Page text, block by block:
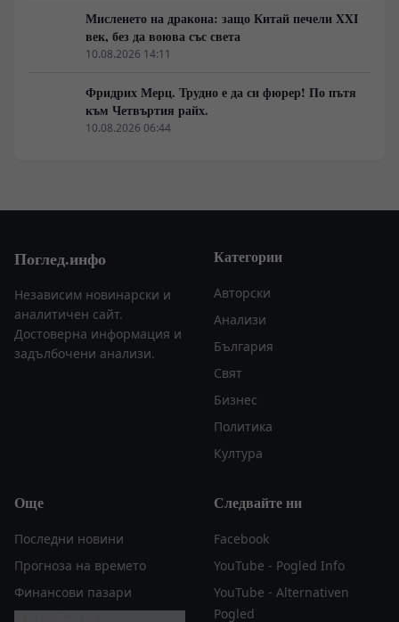
Мисленето на дракона: защо Китай печели XXI
век, без да воюва със света
10.08.2026 14:11
Фридрих Мерц. Трудно е да си фюрер! По пътя
към Четвъртия райх.
10.08.2026 06:44
Поглед.инфо
Независим новинарски и
аналитичен сайт.
Достоверна информация и
задълбочени анализи.
Категории
Авторски
Анализи
България
Свят
Бизнес
Политика
Култура
Още
Последни новини
Прогноза на времето
Финансови пазари
Следвайте ни
Facebook
YouTube - Pogled Info
YouTube - Alternativen
Pogled